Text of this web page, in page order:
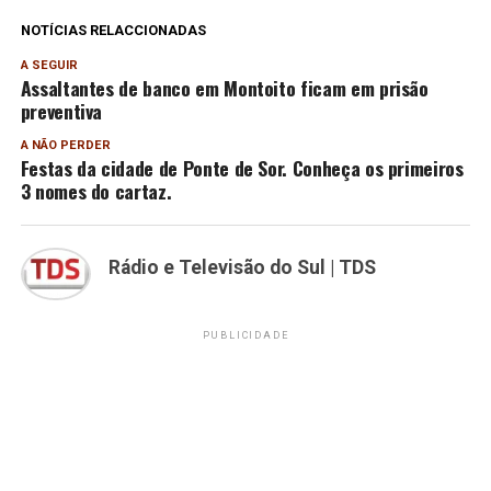
NOTÍCIAS RELACCIONADAS
A SEGUIR
Assaltantes de banco em Montoito ficam em prisão
preventiva
A NÃO PERDER
Festas da cidade de Ponte de Sor. Conheça os primeiros
3 nomes do cartaz.
Rádio e Televisão do Sul | TDS
PUBLICIDADE